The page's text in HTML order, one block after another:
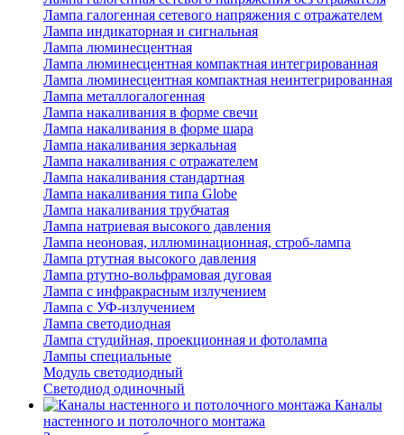
Лампа галогенная сетевого напряжения с отражателем
Лампа индикаторная и сигнальная
Лампа люминесцентная
Лампа люминесцентная компактная интегрированная
Лампа люминесцентная компактная неинтегрированная
Лампа металлогалогенная
Лампа накаливания в форме свечи
Лампа накаливания в форме шара
Лампа накаливания зеркальная
Лампа накаливания с отражателем
Лампа накаливания стандартная
Лампа накаливания типа Globe
Лампа накаливания трубчатая
Лампа натриевая высокого давления
Лампа неоновая, иллюминационная, строб-лампа
Лампа ртутная высокого давления
Лампа ртутно-вольфрамовая дуговая
Лампа с инфракрасным излучением
Лампа с УФ-излучением
Лампа светодиодная
Лампа студийная, проекционная и фотолампа
Лампы специальные
Модуль светодиодный
Светодиод одиночный
Каналы
настенного и потолочного монтажа